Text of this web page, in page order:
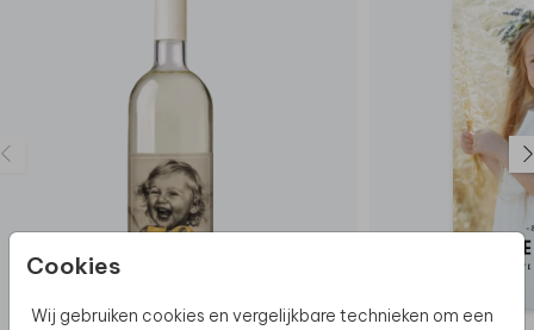
Cookies
Wij gebruiken cookies en vergelijkbare technieken om een
FLESETIKET